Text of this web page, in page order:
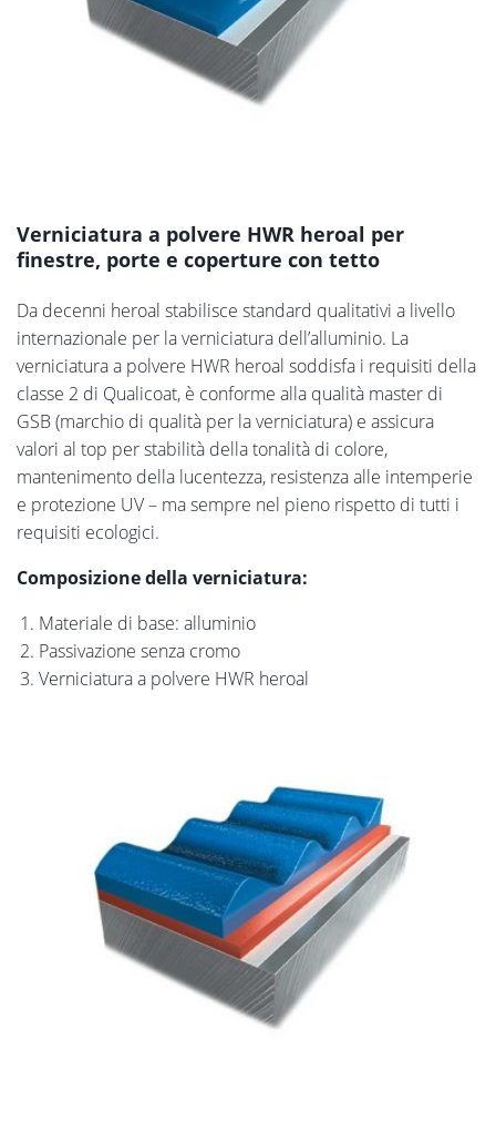
Verniciatura a polvere HWR heroal per
finestre, porte e coperture con tetto
Da decenni heroal stabilisce standard qualitativi a livello
internazionale per la verniciatura dell’alluminio. La
verniciatura a polvere HWR heroal soddisfa i requisiti della
classe 2 di Qualicoat, è conforme alla qualità master di
GSB (marchio di qualità per la verniciatura) e assicura
valori al top per stabilità della tonalità di colore,
mantenimento della lucentezza, resistenza alle intemperie
e protezione UV – ma sempre nel pieno rispetto di tutti i
requisiti ecologici.
Composizione della verniciatura:
Materiale di base: alluminio
Passivazione senza cromo
Verniciatura a polvere HWR heroal